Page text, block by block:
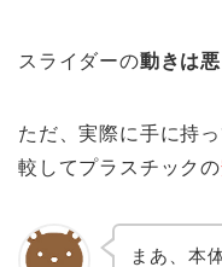
スライダーの動きは
ただ、実際に手に持
較してプラスチックの
まあ、本